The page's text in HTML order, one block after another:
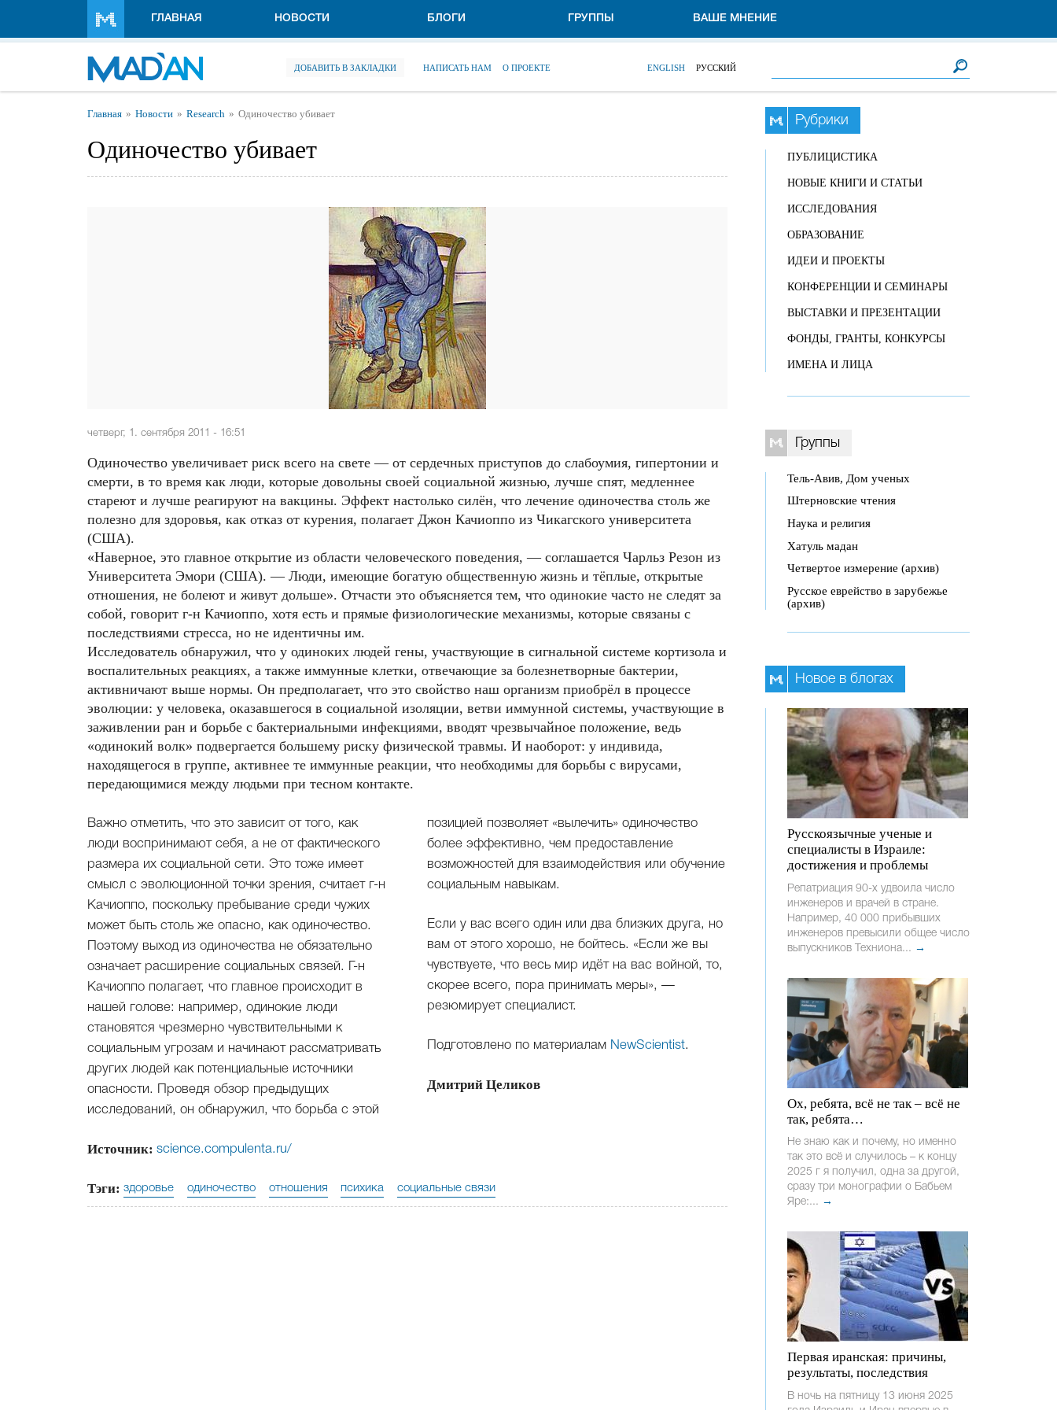
ГЛАВНАЯ НОВОСТИ БЛОГИ ГРУППЫ ВАШЕ МНЕНИЕ
ДОБАВИТЬ В ЗАКЛАДКИ НАПИСАТЬ НАМ О ПРОЕКТЕ ENGLISH РУССКИЙ
Вы здесь
Главная Новости Research Одиночество убивает
Одиночество убивает
четверг, 1. сентября 2011 - 16:51
Одиночество увеличивает риск всего на свете — от сердечных приступов до слабоумия, гипертонии и
смерти, в то время как люди, которые довольны своей социальной жизнью, лучше спят, медленнее
стареют и лучше реагируют на вакцины. Эффект настолько силён, что лечение одиночества столь же
полезно для здоровья, как отказ от курения, полагает Джон Качиоппо из Чикагского университета
(США).
«Наверное, это главное открытие из области человеческого поведения, — соглашается Чарльз Резон из
Университета Эмори (США). — Люди, имеющие богатую общественную жизнь и тёплые, открытые
отношения, не болеют и живут дольше». Отчасти это объясняется тем, что одинокие часто не следят за
собой, говорит г-н Качиоппо, хотя есть и прямые физиологические механизмы, которые связаны с
последствиями стресса, но не идентичны им.
Исследователь обнаружил, что у одиноких людей гены, участвующие в сигнальной системе кортизола и
воспалительных реакциях, а также иммунные клетки, отвечающие за болезнетворные бактерии,
активничают выше нормы. Он предполагает, что это свойство наш организм приобрёл в процессе
эволюции: у человека, оказавшегося в социальной изоляции, ветви иммунной системы, участвующие в
заживлении ран и борьбе с бактериальными инфекциями, вводят чрезвычайное положение, ведь
«одинокий волк» подвергается большему риску физической травмы. И наоборот: у индивида,
находящегося в группе, активнее те иммунные реакции, что необходимы для борьбы с вирусами,
передающимися между людьми при тесном контакте.
Важно отметить, что это зависит от того, как
люди воспринимают себя, а не от фактического
размера их социальной сети. Это тоже имеет
смысл с эволюционной точки зрения, считает г-н
Качиоппо, поскольку пребывание среди чужих
может быть столь же опасно, как одиночество.
Поэтому выход из одиночества не обязательно
означает расширение социальных связей. Г-н
Качиоппо полагает, что главное происходит в
нашей голове: например, одинокие люди
становятся чрезмерно чувствительными к
социальным угрозам и начинают рассматривать
других людей как потенциальные источники
опасности. Проведя обзор предыдущих
исследований, он обнаружил, что борьба с этой
позицией позволяет «вылечить» одиночество
более эффективно, чем предоставление
возможностей для взаимодействия или обучение
социальным навыкам.
Если у вас всего один или два близких друга, но
вам от этого хорошо, не бойтесь. «Если же вы
чувствуете, что весь мир идёт на вас войной, то,
скорее всего, пора принимать меры», —
резюмирует специалист.
Подготовлено по материалам NewScientist.
Дмитрий Целиков
Источник: science.compulenta.ru/
Тэги: здоровье одиночество отношения психика социальные связи
Рубрики
ПУБЛИЦИСТИКА
НОВЫЕ КНИГИ И СТАТЬИ
ИССЛЕДОВАНИЯ
ОБРАЗОВАНИЕ
ИДЕИ И ПРОЕКТЫ
КОНФЕРЕНЦИИ И СЕМИНАРЫ
ВЫСТАВКИ И ПРЕЗЕНТАЦИИ
ФОНДЫ, ГРАНТЫ, КОНКУРСЫ
ИМЕНА И ЛИЦА
Группы
Тель-Авив, Дом ученых
Штерновские чтения
Наука и религия
Хатуль мадан
Четвертое измерение (архив)
Русское еврейство в зарубежье
(архив)
Новое в блогах
Русскоязычные ученые и
специалисты в Израиле:
достижения и проблемы
Репатриация 90-х удвоила число
инженеров и врачей в стране.
Например, 40 000 прибывших
инженеров превысили общее число
выпускников Техниона... →
Ох, ребята, всё не так – всё не
так, ребята…
Не знаю как и почему, но именно
так это всё и случилось – к концу
2025 г я получил, одна за другой,
сразу три монографии о Бабьем
Яре:... →
Первая иранская: причины,
результаты, последствия
В ночь на пятницу 13 июня 2025